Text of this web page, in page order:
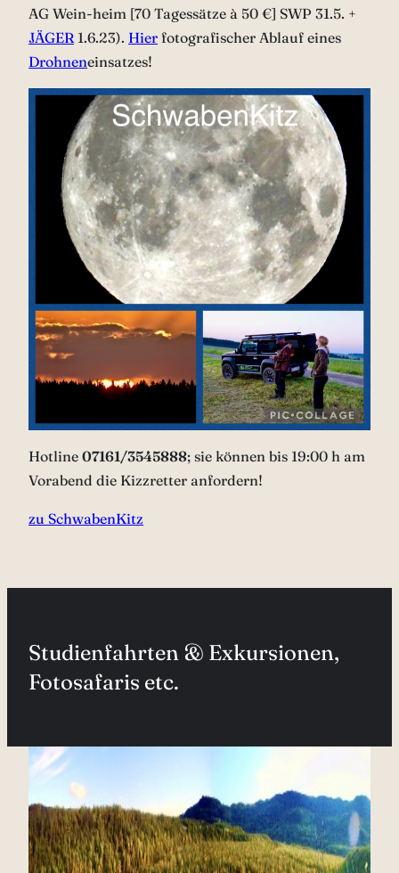
AG Wein-heim [70 Tagessätze à 50 €] SWP 31.5. +
JÄGER1.6.23). Hier fotografischer Ablauf eines
Drohneneinsatzes!
Hotline 07161/3545888; sie können bis 19:00 h am
Vorabend die Kizzretter anfordern!
zu SchwabenKitz
Studienfahrten & Exkursionen,
Fotosafaris etc.